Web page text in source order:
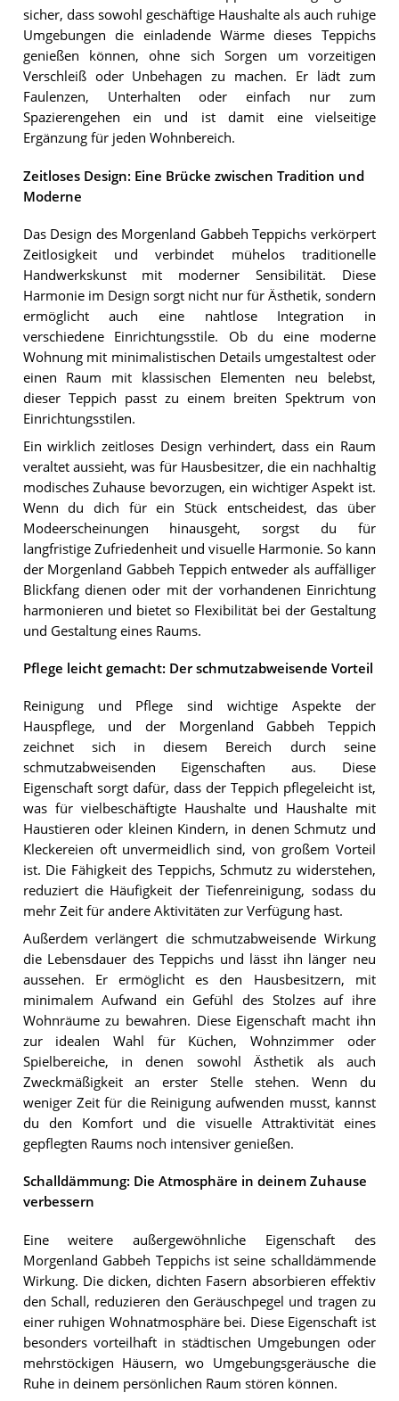
sicher, dass sowohl geschäftige Haushalte als auch ruhige
Umgebungen die einladende Wärme dieses Teppichs
genießen können, ohne sich Sorgen um vorzeitigen
Verschleiß oder Unbehagen zu machen. Er lädt zum
Faulenzen, Unterhalten oder einfach nur zum
Spazierengehen ein und ist damit eine vielseitige
Ergänzung für jeden Wohnbereich.
Zeitloses Design: Eine Brücke zwischen Tradition und
Moderne
Das Design des Morgenland Gabbeh Teppichs verkörpert
Zeitlosigkeit und verbindet mühelos traditionelle
Handwerkskunst mit moderner Sensibilität. Diese
Harmonie im Design sorgt nicht nur für Ästhetik, sondern
ermöglicht auch eine nahtlose Integration in
verschiedene Einrichtungsstile. Ob du eine moderne
Wohnung mit minimalistischen Details umgestaltest oder
einen Raum mit klassischen Elementen neu belebst,
dieser Teppich passt zu einem breiten Spektrum von
Einrichtungsstilen.
Ein wirklich zeitloses Design verhindert, dass ein Raum
veraltet aussieht, was für Hausbesitzer, die ein nachhaltig
modisches Zuhause bevorzugen, ein wichtiger Aspekt ist.
Wenn du dich für ein Stück entscheidest, das über
Modeerscheinungen hinausgeht, sorgst du für
langfristige Zufriedenheit und visuelle Harmonie. So kann
der Morgenland Gabbeh Teppich entweder als auffälliger
Blickfang dienen oder mit der vorhandenen Einrichtung
harmonieren und bietet so Flexibilität bei der Gestaltung
und Gestaltung eines Raums.
Pflege leicht gemacht: Der schmutzabweisende Vorteil
Reinigung und Pflege sind wichtige Aspekte der
Hauspflege, und der Morgenland Gabbeh Teppich
zeichnet sich in diesem Bereich durch seine
schmutzabweisenden Eigenschaften aus. Diese
Eigenschaft sorgt dafür, dass der Teppich pflegeleicht ist,
was für vielbeschäftigte Haushalte und Haushalte mit
Haustieren oder kleinen Kindern, in denen Schmutz und
Kleckereien oft unvermeidlich sind, von großem Vorteil
ist. Die Fähigkeit des Teppichs, Schmutz zu widerstehen,
reduziert die Häufigkeit der Tiefenreinigung, sodass du
mehr Zeit für andere Aktivitäten zur Verfügung hast.
Außerdem verlängert die schmutzabweisende Wirkung
die Lebensdauer des Teppichs und lässt ihn länger neu
aussehen. Er ermöglicht es den Hausbesitzern, mit
minimalem Aufwand ein Gefühl des Stolzes auf ihre
Wohnräume zu bewahren. Diese Eigenschaft macht ihn
zur idealen Wahl für Küchen, Wohnzimmer oder
Spielbereiche, in denen sowohl Ästhetik als auch
Zweckmäßigkeit an erster Stelle stehen. Wenn du
weniger Zeit für die Reinigung aufwenden musst, kannst
du den Komfort und die visuelle Attraktivität eines
gepflegten Raums noch intensiver genießen.
Schalldämmung: Die Atmosphäre in deinem Zuhause
verbessern
Eine weitere außergewöhnliche Eigenschaft des
Morgenland Gabbeh Teppichs ist seine schalldämmende
Wirkung. Die dicken, dichten Fasern absorbieren effektiv
den Schall, reduzieren den Geräuschpegel und tragen zu
einer ruhigen Wohnatmosphäre bei. Diese Eigenschaft ist
besonders vorteilhaft in städtischen Umgebungen oder
mehrstöckigen Häusern, wo Umgebungsgeräusche die
Ruhe in deinem persönlichen Raum stören können.